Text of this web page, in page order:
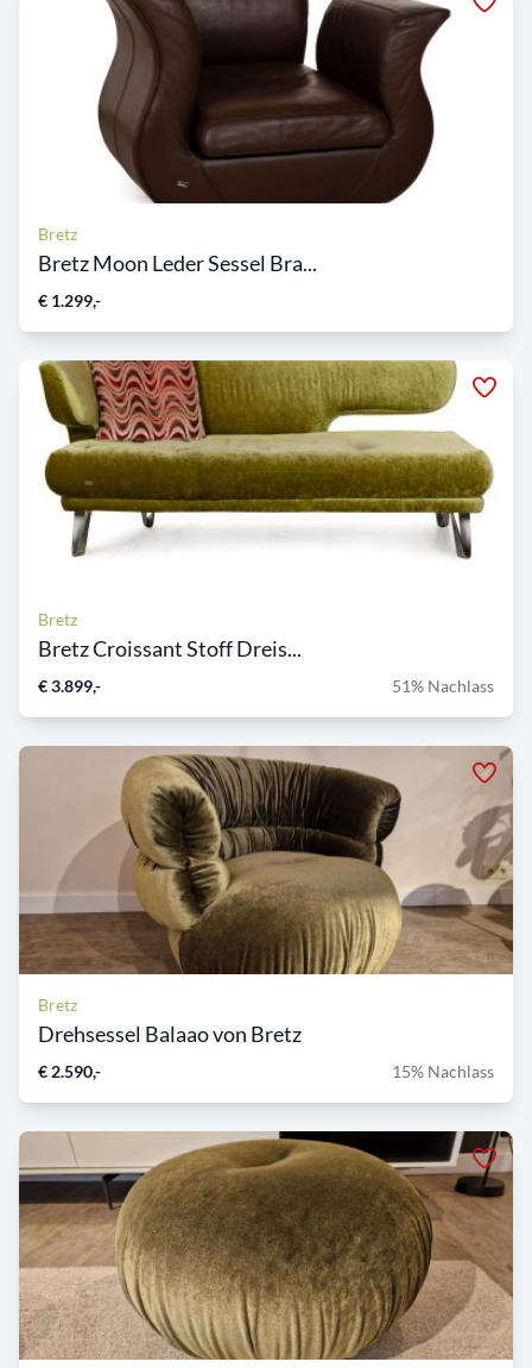
Bretz
Bretz Moon Leder Sessel Bra...
€ 1.299,-
Bretz
Bretz Croissant Stoff Dreis...
€ 3.899,- 51% Nachlass
Bretz
Drehsessel Balaao von Bretz
€ 2.590,- 15% Nachlass